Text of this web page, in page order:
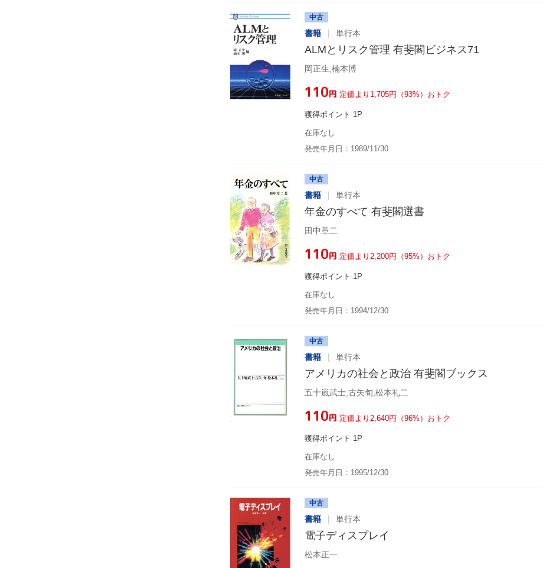
中古
書籍 単行本
ALMとリスク管理 有斐閣ビジネス71
岡正生,楠本博
¥110円 定価より1,705円（93%）おトク
獲得ポイント 1P
在庫なし
発売年月日：1989/11/30
中古
書籍 単行本
年金のすべて 有斐閣選書
田中章二
¥110円 定価より2,200円（95%）おトク
獲得ポイント 1P
在庫なし
発売年月日：1994/12/30
中古
書籍 単行本
アメリカの社会と政治 有斐閣ブックス
五十嵐武士,古矢旬,松本礼二
¥110円 定価より2,640円（96%）おトク
獲得ポイント 1P
在庫なし
発売年月日：1995/12/30
中古
書籍 単行本
電子ディスプレイ
松本正一